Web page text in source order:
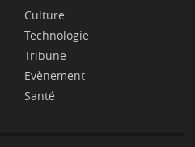
Culture
Technologie
Tribune
Evènement
Santé